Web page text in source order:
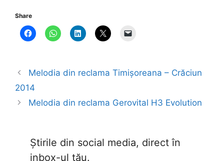
Share
Melodia din reclama Timișoreana – Crăciun
2014
Melodia din reclama Gerovital H3 Evolution
Știrile din social media, direct în
inbox-ul tău.